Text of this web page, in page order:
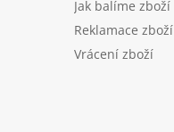
Jak balíme zboží
Reklamace zboží
Vrácení zboží